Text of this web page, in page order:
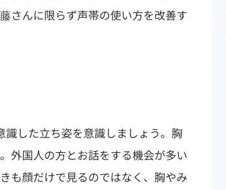
さんに限らず声帯の使い方を改善す
した立ち姿を意識しましょう。胸
外国人の方とお話をする機会が多い
も顔だけで見るのではなく、胸やみ